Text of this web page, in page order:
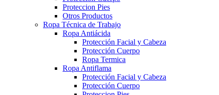
Proteccion Pies
Otros Productos
Ropa Técnica de Trabajo
Ropa Antiácida
Protección Facial y Cabeza
Protección Cuerpo
Ropa Termica
Ropa Antiflama
Protección Facial y Cabeza
Protección Cuerpo